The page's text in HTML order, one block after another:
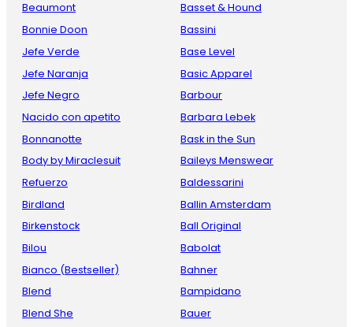
Beaumont
Bonnie Doon
Jefe Verde
Jefe Naranja
Jefe Negro
Nacido con apetito
Bonnanotte
Body by Miraclesuit
Refuerzo
Birdland
Birkenstock
Bilou
Bianco (Bestseller)
Blend
Blend She
Basset & Hound
Bassini
Base Level
Basic Apparel
Barbour
Barbara Lebek
Bask in the Sun
Baileys Menswear
Baldessarini
Ballin Amsterdam
Ball Original
Babolat
Bahner
Bampidano
Bauer